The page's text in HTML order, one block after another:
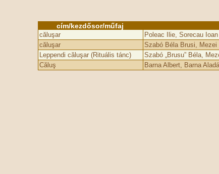
cím/kezdősor/műfaj
căluşar Poleac Ilie, Sorecau Ioan
căluşar
Szabó Béla Brusi,
Leppendi căluşar (Rituális tánc)
Szabó „Brusu” Béla,
Căluş
Barna Albert, Barna